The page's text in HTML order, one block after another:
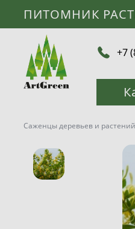
ПИТОМНИК
+7
Саженцы деревьев и растений